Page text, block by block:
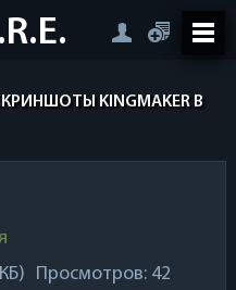
KINGMAKER В
Просмотров: 42